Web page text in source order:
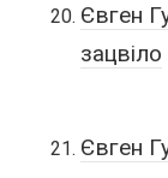
Євген
зацвіло
Євген